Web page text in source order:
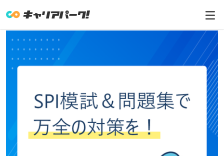
【厳選100問！】あなたの正答率は？SPIパ
ーフェクト問題集＆模試